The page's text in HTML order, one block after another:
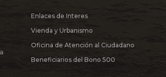
Enlaces de Interes
Vienda y Urbanismo
Oficina de Atención al Ciudadano
Beneficiarios del Bono 500